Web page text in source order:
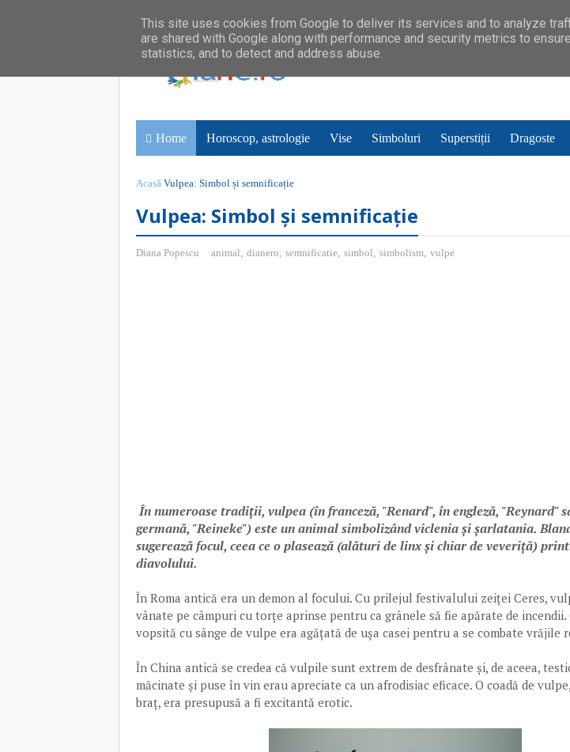
Home Horoscop, astrologie Vise Simboluri Superstiții Dragoste
Acasă Vulpea: Simbol și semnificație
Vulpea: Simbol și semnificație
Diana Popescu animal, dianero, semnificatie, simbol, simbolism, vulpe
În numeroase tradiții, vulpea (în franceză, "Renard", în engleză, "Reynard"
germană, "Reineke") este un animal simbolizând viclenia și șarlatania.
sugerează focul, ceea ce o plasează (alături de linx și chiar de veveriță)
diavolului.
În Roma antică era un demon al focului. Cu prilejul festivalului zeiței Ceres,
vânate pe câmpuri cu torțe aprinse pentru ca grânele să fie apărate de incendii.
vopsită cu sânge de vulpe era agățată de ușa casei pentru a se combate vrăjile
În China antică se credea că vulpile sunt extrem de desfrânate și, de aceea,
măcinate și puse în vin erau apreciate ca un afrodisiac eficace. O coadă de
braț, era presupusă a fi excitantă erotic.
This site uses cookies from Google to deliver its services and to analyze
are shared with Google along with performance and security metrics to
statistics, and to detect and address abuse.